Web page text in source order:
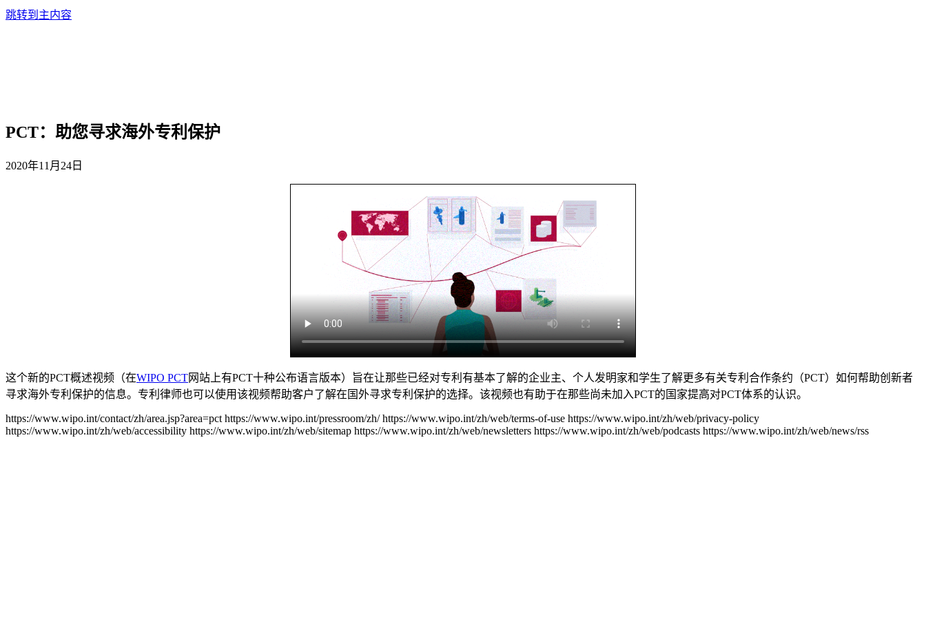
跳转到主内容
PCT：助您寻求海外专利保护
2020年11月24日
这个新的PCT概述视频（在WIPO PCT网站上有PCT十种公布语言版本）旨在让那些已经对专利有基本了解的企业主、个人发明家和学生了解更多有关专利合作条约（PCT）如何帮助创新者
寻求海外专利保护的信息。专利律师也可以使用该视频帮助客户了解在国外寻求专利保护的选择。该视频也有助于在那些尚未加入PCT的国家提高对PCT体系的认识。
https://www.wipo.int/contact/zh/area.jsp?area=pct https://www.wipo.int/pressroom/zh/ https://www.wipo.int/zh/web/terms-of-use https://www.wipo.int/zh/web/privacy-policy
https://www.wipo.int/zh/web/accessibility https://www.wipo.int/zh/web/sitemap https://www.wipo.int/zh/web/newsletters https://www.wipo.int/zh/web/podcasts https://www.wipo.int/zh/web/news/rss